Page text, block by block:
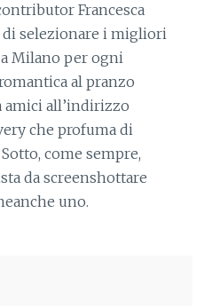
Francesca
selezionare i migliori
Milano per ogni
al pranzo
amici all’indirizzo
che profuma di
come sempre,
da screenshottare
uno.